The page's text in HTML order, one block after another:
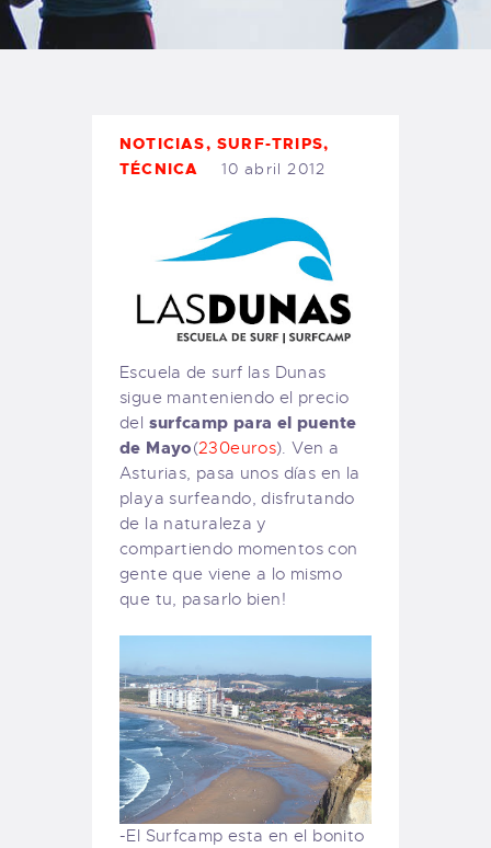
TIENDA FAMILY SURFERS
WEBCAM SALINAS
NOTICIAS,SURF-TRIPS,
TÉCNICA
10 abril 2012
Escuela de surf las Dunas
sigue manteniendo el precio
del surfcamp para el puente
de Mayo(230euros). Ven a
Asturias, pasa unos días en la
playa surfeando, disfrutando
de la naturaleza y
compartiendo momentos con
gente que viene a lo mismo
que tu, pasarlo bien!
-El Surfcamp esta en el bonito